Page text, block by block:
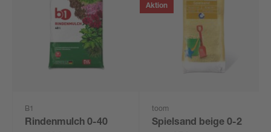
B1
Rindenmulch 0-40
Aktion
toom
Spielsand beige 0-2